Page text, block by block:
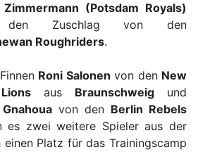
Zimmermann (Potsdam Royals)
den Zuschlag von den
Roughriders.
Roni Salonen von den New
aus Braunschweigund
von den Berlin Rebels
es zwei weitere Spieler aus der
einen Platz für das Trainingscamp